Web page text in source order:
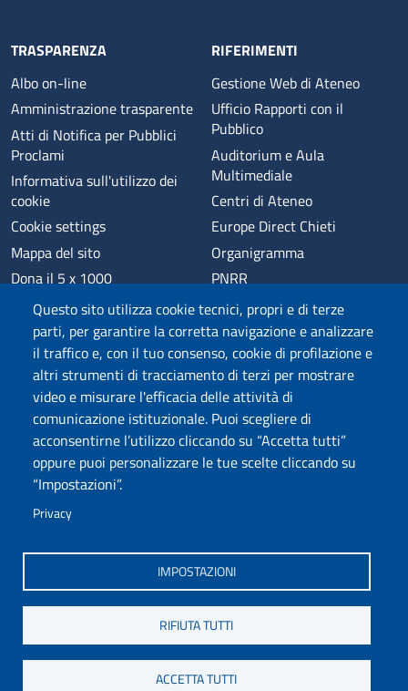
Questo sito utilizza cookie tecnici, propri e di terze
parti, per garantire la corretta navigazione e analizzare
il traffico e, con il tuo consenso, cookie di profilazione e
altri strumenti di tracciamento di terzi per mostrare
video e misurare l'efficacia delle attività di
comunicazione istituzionale. Puoi scegliere di
acconsentirne l’utilizzo cliccando su “Accetta tutti”
oppure puoi personalizzare le tue scelte cliccando su
“Impostazioni”.
Privacy
IMPOSTAZIONI
RIFIUTA TUTTI
ACCETTA TUTTI
TRASPARENZA
Albo on-line
Amministrazione trasparente
Atti di Notifica per Pubblici
Proclami
Informativa sull'utilizzo dei
cookie
Cookie settings
Mappa del sito
Dona il 5 x 1000
Phishing
Privacy
RIFERIMENTI
Gestione Web di Ateneo
Ufficio Rapporti con il
Pubblico
Auditorium e Aula
Multimediale
Centri di Ateneo
Europe Direct Chieti
Organigramma
PNRR
Alumni
Sede di Chieti
Sede di Pescara
Credits
Wi-Fi di Ateneo
App
SPID
Whistleblowing
Coro di Ateneo
COPYRIGHT © 2024. ALL RIGHTS RESERVED - UNIVERSITÀ DEGLI STUDI
GABRIELE D'ANNUNZIO – CHIETI-PESCARA